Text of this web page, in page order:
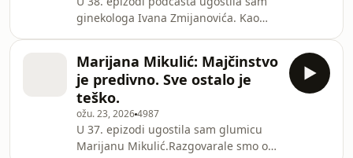
ginekologa Ivana Zmijanovića. Kao
praksu i danas ima priziv
savjesti.Razgovarali smo o pobačaju,
prenatalnoj dijagnostici i iskustvima iz
ginekološke prakse, ali i o njegovom
osobnom putu – od mladog
ginekologa kojem su često povjeravali
Marijana Mikulić: Majčinstvo
je predivno. Sve ostalo je
teško.
ožu. 23, 20264987
U 37. epizodi ugostila sam glumicu
Marijanu Mikulić.Razgovarale smo o